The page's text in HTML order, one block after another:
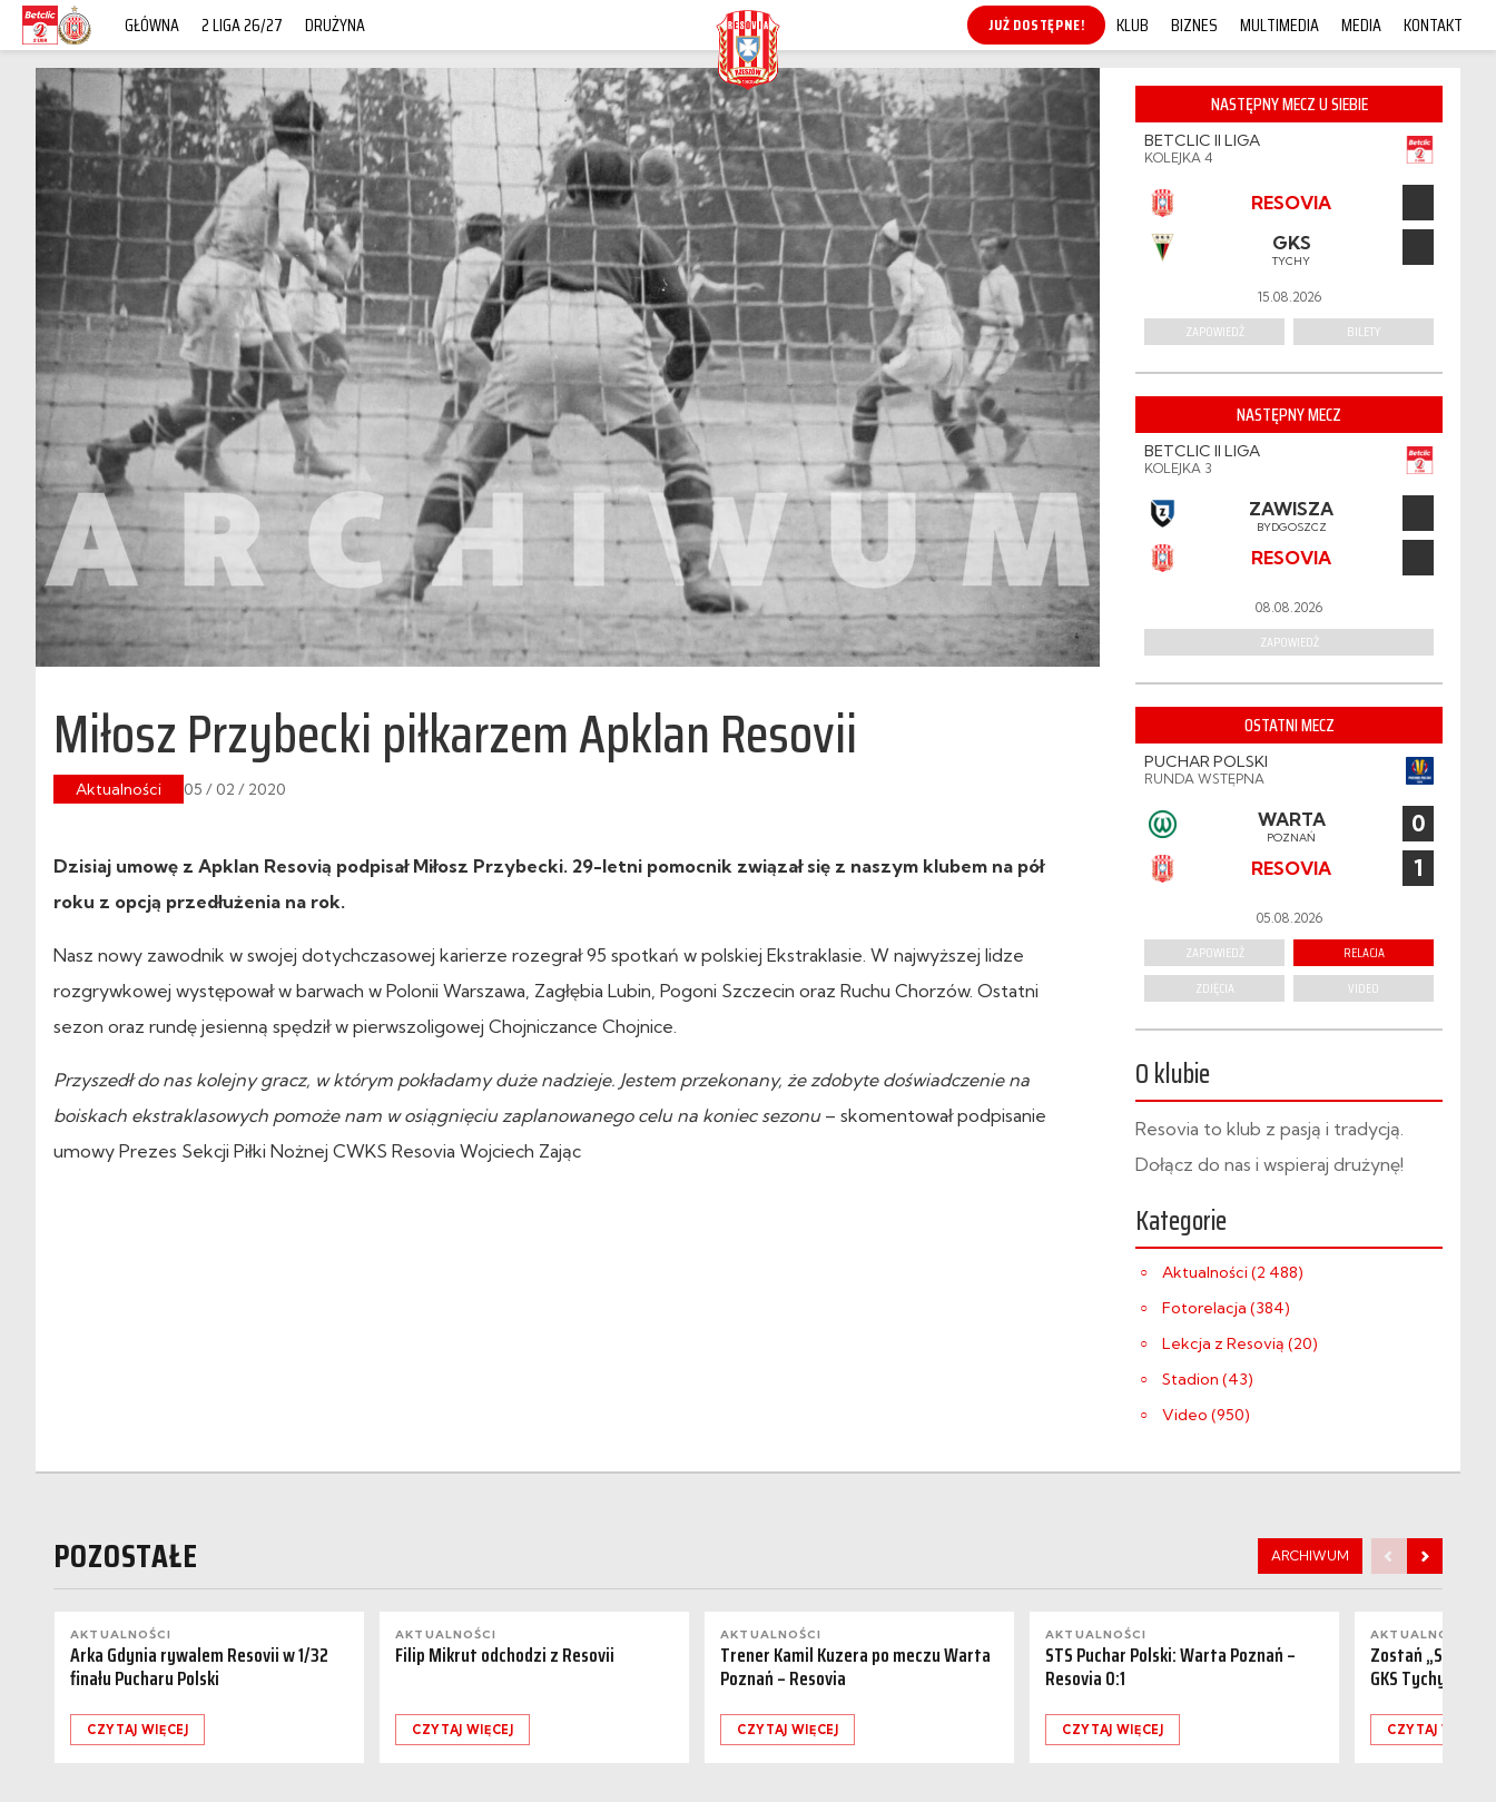
GŁÓWNA 2 LIGA 26/27 DRUŻYNA KUP ONLINE! KLUB BIZNES MULTIMEDIA MEDIA KONTAKT
Miłosz Przybecki piłkarzem Apklan Resovii
Aktualności 05 / 02 / 2020
Dzisiaj umowę z Apklan Resovią podpisał Miłosz Przybecki. 29-letni pomocnik związał się z naszym klubem na pół
roku z opcją przedłużenia na rok.
Nasz nowy zawodnik w swojej dotychczasowej karierze rozegrał 95 spotkań w polskiej Ekstraklasie. W najwyższej lidze
rozgrywkowej występował w barwach w Polonii Warszawa, Zagłębia Lubin, Pogoni Szczecin oraz Ruchu Chorzów. Ostatni
sezon oraz rundę jesienną spędził w pierwszoligowej Chojniczance Chojnice.
Przyszedł do nas kolejny gracz, w którym pokładamy duże nadzieje. Jestem przekonany, że zdobyte doświadczenie na
boiskach ekstraklasowych pomoże nam w osiągnięciu zaplanowanego celu na koniec sezonu– skomentował podpisanie
umowy Prezes Sekcji Piłki Nożnej CWKS Resovia Wojciech Zając
NASTĘPNY MECZ U SIEBIE
BETCLIC II LIGA
KOLEJKA 4
RESOVIA
GKS
TYCHY
15.08.2026
ZAPOWIEDŹ BILETY
NASTĘPNY MECZ
BETCLIC II LIGA
KOLEJKA 3
ZAWISZA
BYDGOSZCZ
RESOVIA
08.08.2026
ZAPOWIEDŹ
OSTATNI MECZ
PUCHAR POLSKI
RUNDA WSTĘPNA
WARTA
POZNAŃ 0
RESOVIA 1
05.08.2026
ZAPOWIEDŹ
RELACJA
ZDJĘCIA
VIDEO
O klubie
Resovia to klub z pasją i tradycją.
Dołącz do nas i wspieraj drużynę!
Kategorie
Aktualności (2 488)
Fotorelacja (384)
Lekcja z Resovią (20)
Stadion (43)
Video (950)
POZOSTAŁE ARCHIWUM
AKTUALNOŚCI
Arka Gdynia rywalem Resovii w 1/32
finału Pucharu Polski
CZYTAJ WIĘCEJ
AKTUALNOŚCI
Filip Mikrut odchodzi z Resovii
CZYTAJ WIĘCEJ
AKTUALNOŚCI
Trener Kamil Kuzera po meczu Warta
Poznań – Resovia
CZYTAJ WIĘCEJ
AKTUALNOŚCI
STS Puchar Polski: Warta Poznań –
Resovia 0:1
CZYTAJ WIĘCEJ
AKTUALNOŚCI
Zostań
GKS Tychy
CZYTAJ WIĘCEJ